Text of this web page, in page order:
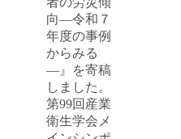
向―令和７
年度の事例
からみる
―』を寄稿
しました。
第99回産業
衛生学会メ